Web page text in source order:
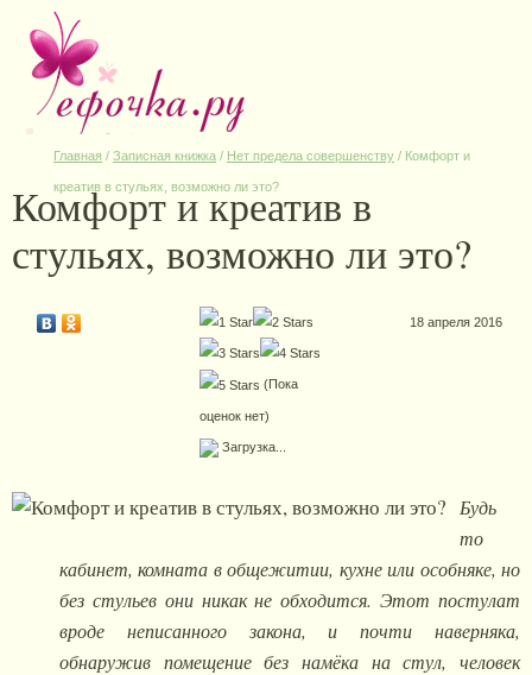
Главная / Записная книжка / Нет предела совершенству / Комфорт и
креатив в стульях, возможно ли это?
Комфорт и креатив в
стульях, возможно ли это?
(Пока
оценок нет)
Загрузка...
18 апреля 2016
Будь
то
кабинет, комната в общежитии, кухне или особняке, но
без стульев они никак не обходится. Этот постулат
вроде неписанного закона, и почти наверняка,
обнаружив помещение без намёка на стул, человек